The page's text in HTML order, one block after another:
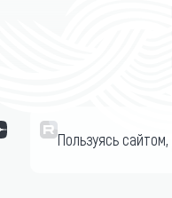
Пользуясь